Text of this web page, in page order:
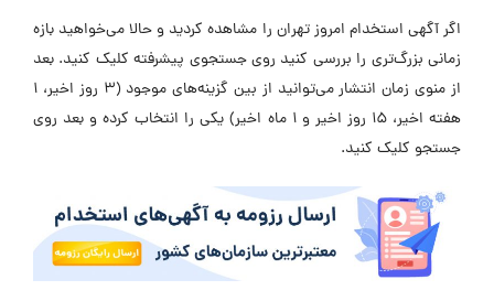
اگر آگهی استخدام امروز تهران را مشاهده کردید و حالا می‌خواهید بازه
زمانی بزرگ‌تری را بررسی کنید روی جستجوی پیشرفته کلیک کنید. بعد
از منوی زمان انتشار می‌توانید از بین گزینه‌های موجود (3 روز اخیر، 1
هفته اخیر، 15 روز اخیر و 1 ماه اخیر) یکی را انتخاب کرده و بعد روی
جستجو کلیک کنید.